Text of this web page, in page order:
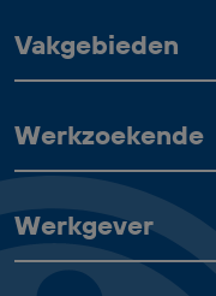
Vakgebieden
Werkzoekende
Werkgever